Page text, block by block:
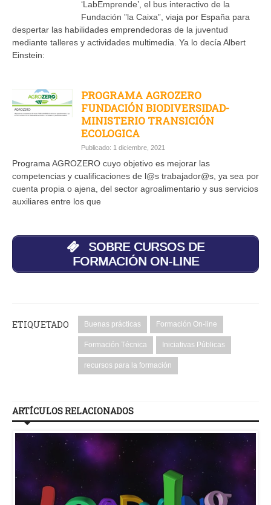
‘LabEmprende’, el bus interactivo de la
Fundación ”la Caixa”, viaja por España para
despertar las habilidades emprendedoras de la juventud
mediante talleres y actividades multimedia. Ya lo decía Albert
Einstein:
PROGRAMA AGROZERO
FUNDACIÓN BIODIVERSIDAD-
MINISTERIO TRANSICIÓN
ECOLOGICA
Publicado: 1 diciembre, 2021
Programa AGROZERO cuyo objetivo es mejorar las
competencias y cualificaciones de l@s trabajador@s, ya sea por
cuenta propia o ajena, del sector agroalimentario y sus servicios
auxiliares entre los que
SOBRE CURSOS DE
FORMACIÓN ON-LINE
ETIQUETADO Buenas prácticas Formación On-line
Formación Técnica Iniciativas Públicas
recursos para la formación
ARTÍCULOS RELACIONADOS